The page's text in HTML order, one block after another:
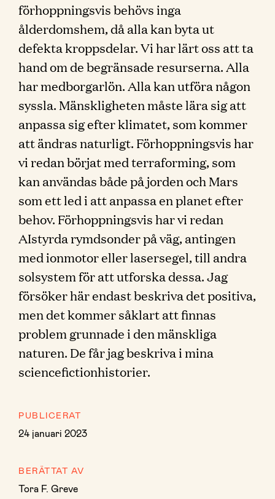
förhoppningsvis behövs inga
ålderdomshem, då alla kan byta ut
defekta kroppsdelar. Vi har lärt oss att ta
hand om de begränsade resurserna. Alla
har medborgarlön. Alla kan utföra någon
syssla. Mänskligheten måste lära sig att
anpassa sig efter klimatet, som kommer
att ändras naturligt. Förhoppningsvis har
vi redan börjat med terraforming, som
kan användas både på jorden och Mars
som ett led i att anpassa en planet efter
behov. Förhoppningsvis har vi redan
AIstyrda rymdsonder på väg, antingen
med ionmotor eller lasersegel, till andra
solsystem för att utforska dessa. Jag
försöker här endast beskriva det positiva,
men det kommer såklart att finnas
problem grunnade i den mänskliga
naturen. De får jag beskriva i mina
sciencefictionhistorier.
PUBLICERAT
24 januari 2023
BERÄTTAT AV
Tora F. Greve